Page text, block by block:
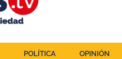
POLÍTICA OPINIÓN